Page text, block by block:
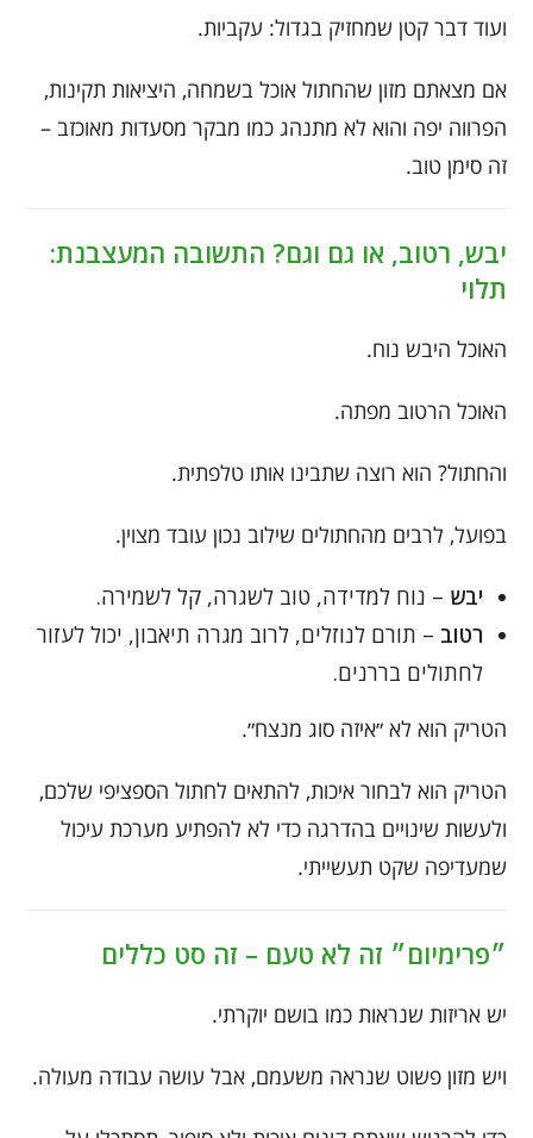
ועוד דבר קטן שמחזיק בגדול: עקביות.
אם מצאתם מזון שהחתול אוכל בשמחה, היציאות תקינות,
הפרווה יפה והוא לא מתנהג כמו מבקר מסעדות מאוכזב –
זה סימן טוב.
יבש, רטוב, או גם וגם? התשובה המעצבנת:
תלוי
האוכל היבש נוח.
האוכל הרטוב מפתה.
והחתול? הוא רוצה שתבינו אותו טלפתית.
בפועל, לרבים מהחתולים שילוב נכון עובד מצוין.
יבש – נוח למדידה, טוב לשגרה, קל לשמירה.
רטוב – תורם לנוזלים, לרוב מגרה תיאבון, יכול לעזור
לחתולים בררנים.
הטריק הוא לא ״איזה סוג מנצח״.
הטריק הוא לבחור איכות, להתאים לחתול הספציפי שלכם,
ולעשות שינויים בהדרגה כדי לא להפתיע מערכת עיכול
שמעדיפה שקט תעשייתי.
״פרימיום״ זה לא טעם – זה סט כללים
יש אריזות שנראות כמו בושם יוקרתי.
ויש מזון פשוט שנראה משעמם, אבל עושה עבודה מעולה.